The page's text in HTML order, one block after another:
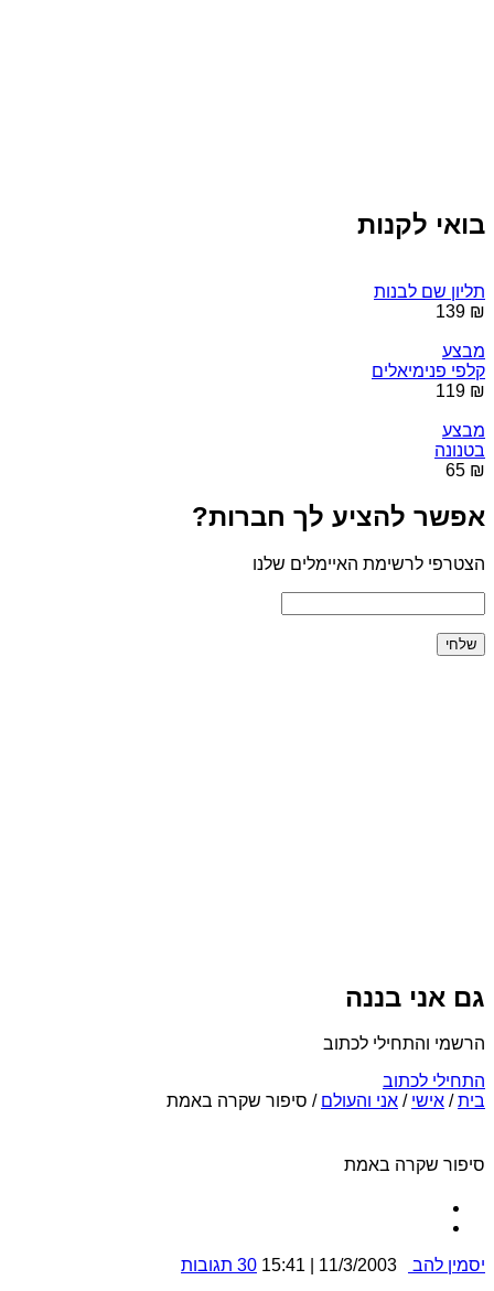
בואי לקנות
תליון שם לבנות
₪ 139
מבצע
קלפי פנימיאלים
₪ 119
מבצע
בטנונה
₪ 65
אפשר להציע לך חברות?
הצטרפי לרשימת האיימלים שלנו
גם אני בננה
הרשמי והתחילי לכתוב
התחילי לכתוב
בית/ אישי / אני והעולם / סיפור שקרה באמת
סיפור שקרה באמת
יסמין להב 11/3/2003 | 15:41
30 תגובות